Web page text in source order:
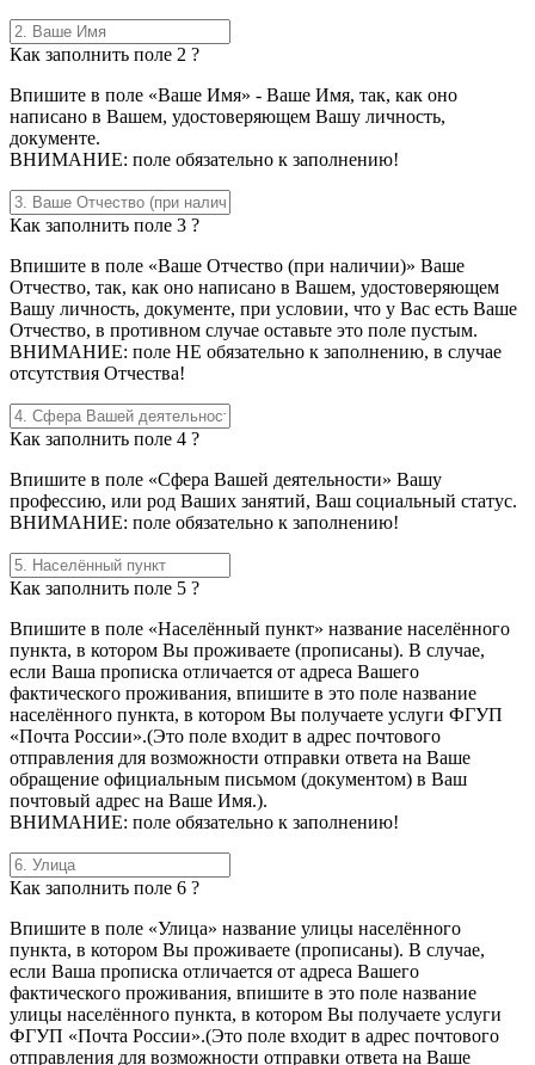
Как заполнить поле 2 ?
Впишите в поле «Ваше Имя» - Ваше Имя, так, как оно
написано в Вашем, удостоверяющем Вашу личность,
документе.
ВНИМАНИЕ: поле обязательно к заполнению!
Как заполнить поле 3 ?
Впишите в поле «Ваше Отчество (при наличии)» Ваше
Отчество, так, как оно написано в Вашем, удостоверяющем
Вашу личность, документе, при условии, что у Вас есть Ваше
Отчество, в противном случае оставьте это поле пустым.
ВНИМАНИЕ: поле НЕ обязательно к заполнению, в случае
отсутствия Отчества!
Как заполнить поле 4 ?
Впишите в поле «Сфера Вашей деятельности» Вашу
профессию, или род Ваших занятий, Ваш социальный статус.
ВНИМАНИЕ: поле обязательно к заполнению!
Как заполнить поле 5 ?
Впишите в поле «Населённый пункт» название населённого
пункта, в котором Вы проживаете (прописаны). В случае,
если Ваша прописка отличается от адреса Вашего
фактического проживания, впишите в это поле название
населённого пункта, в котором Вы получаете услуги ФГУП
«Почта России».(Это поле входит в адрес почтового
отправления для возможности отправки ответа на Ваше
обращение официальным письмом (документом) в Ваш
почтовый адрес на Ваше Имя.).
ВНИМАНИЕ: поле обязательно к заполнению!
Как заполнить поле 6 ?
Впишите в поле «Улица» название улицы населённого
пункта, в котором Вы проживаете (прописаны). В случае,
если Ваша прописка отличается от адреса Вашего
фактического проживания, впишите в это поле название
улицы населённого пункта, в котором Вы получаете услуги
ФГУП «Почта России».(Это поле входит в адрес почтового
отправления для возможности отправки ответа на Ваше